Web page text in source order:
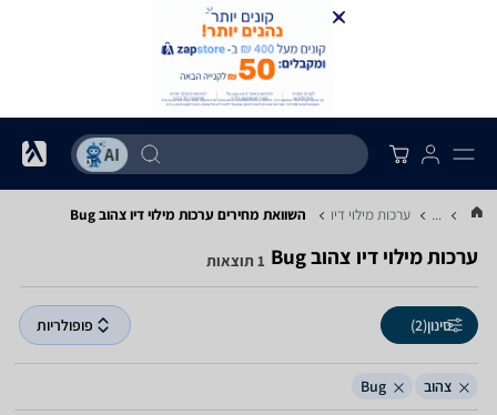
... ערכות מילוי דיו השוואת מחירים ערכות מילוי דיו ‏צהוב ‏Bug
ערכות מילוי דיו ‏צהוב ‏Bug 1 תוצאות
סינון(2) פופולריות
צהוב Bug